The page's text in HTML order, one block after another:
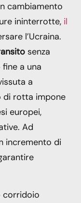
cambiamento
ininterrotte, il
l’Ucraina.
senza
a una
a
di rotta impone
europei,
Ad
incremento di
corridoio